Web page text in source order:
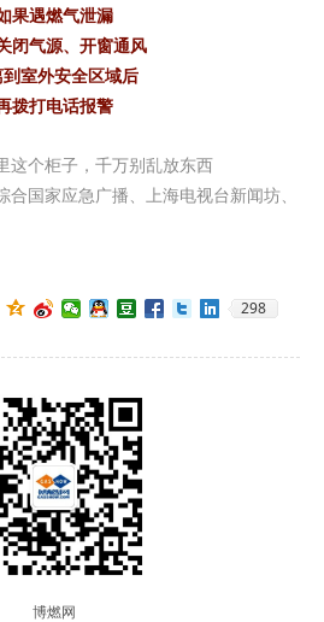
果遇燃气泄漏
闭气源、开窗通风
到室外安全区域后
拨打电话报警
这个柜子，千万别乱放东西
合 国家应急广播、上海电视台新闻坊、
298
博燃网